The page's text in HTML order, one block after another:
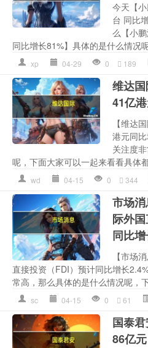
今天【
台 同比
么【小
同比增长81%】具体的是什么情况
xp 04-29 0 189
维达
41亿
【维达
港元同
关注度
呢，下面大家可以一起来看看具体
wd 04-15 0 344
市场
际外
同比
【市场
直接投资（FDI）预计同比增长
常高，那么具体的是什么情况呢，
sc 04-15 0 61
国泰
86亿